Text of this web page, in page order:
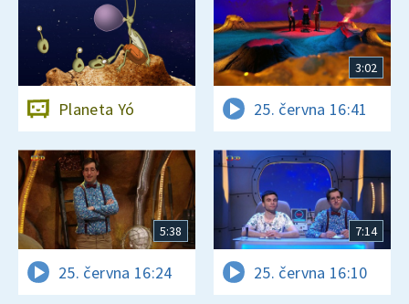
Planeta Yó
3:02
25. června 16:41
5:38
25. června 16:24
7:14
25. června 16:10